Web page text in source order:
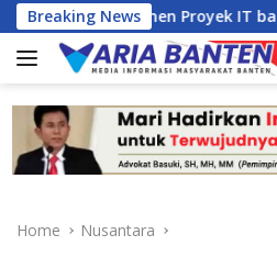
Skip
to
content
Breaking News
Manajemen Proyek IT bagi Siswa
Home Nusantara